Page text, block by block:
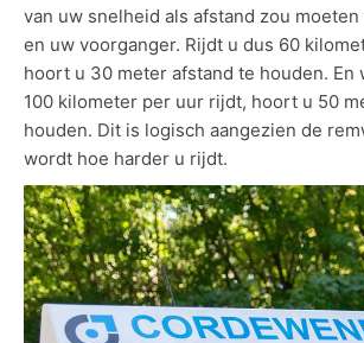
van uw snelheid als afstand zou
en uw voorganger. Rijdt u dus 60
hoort u 30 meter afstand te houden. En
100 kilometer per uur rijdt, hoort u 50
houden. Dit is logisch aangezien de
wordt hoe harder u rijdt.